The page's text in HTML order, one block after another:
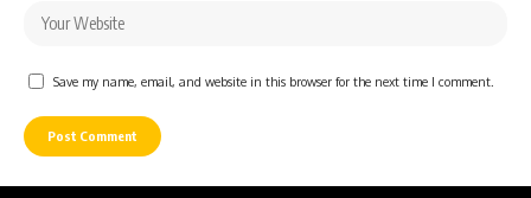
Save my name, email, and website in this browser for the next time I comment.